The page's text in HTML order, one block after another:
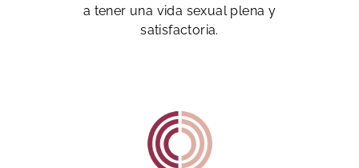
a tener una vida sexual plena y
satisfactoria.